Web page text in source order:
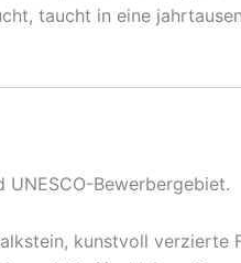
taucht in eine
Bewerbergebiet.
kunstvoll verzierte